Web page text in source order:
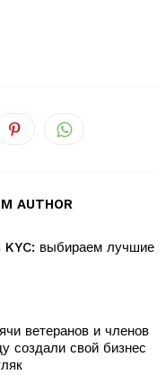
AUTHOR
KYC: выбираем лучшие
ветеранов и членов
создали свой бизнес